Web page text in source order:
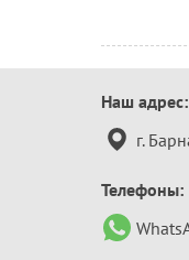
Наш адрес:
г.
Телефоны: